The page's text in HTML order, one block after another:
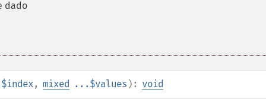
dado
$index, mixed ...$values ): void